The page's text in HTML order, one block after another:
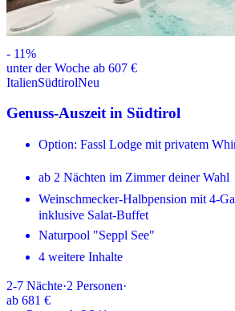
- 11%
unter der Woche ab 607 €
ItalienSüdtirolNeu
Genuss-Auszeit in Südtirol
Option: Fassl Lodge mit privatem
ab 2 Nächten im Zimmer deiner Wahl
Weinschmecker-Halbpension mit 4-
inklusive Salat-Buffet
Naturpool "Seppl See"
4 weitere Inhalte
2-7 Nächte·2 Personen·
ab 681 €